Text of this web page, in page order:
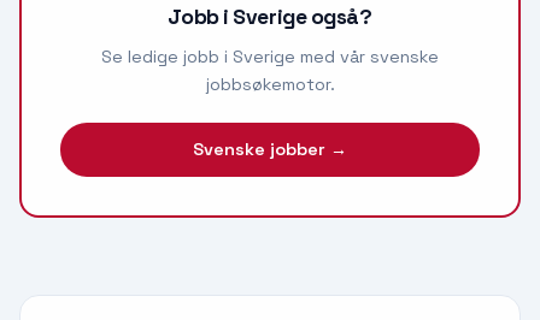
Jobb i Sverige også?
Se ledige jobb i Sverige med vår svenske
jobbsøkemotor.
Svenske jobber →